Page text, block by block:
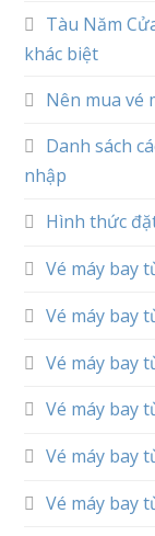
Tàu Năm
khác biệt
Nên mua vé
Danh sách
nhập
Hình thức
Vé máy bay
Vé máy bay
Vé máy bay
Vé máy bay
Vé máy bay
Vé máy bay